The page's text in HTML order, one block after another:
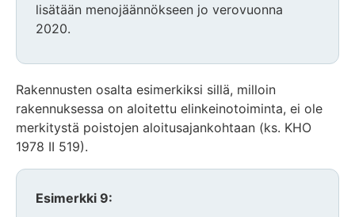
lisätään menojäännökseen jo verovuonna
2020.
Rakennusten osalta esimerkiksi sillä, milloin
rakennuksessa on aloitettu elinkeinotoiminta, ei ole
merkitystä poistojen aloitusajankohtaan (ks. KHO
1978 II 519).
Esimerkki 9: